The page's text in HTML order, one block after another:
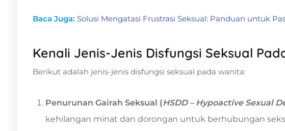
Baca Juga: Solusi Mengatasi Frustrasi Seksual: Panduan untuk
Kenali Jenis-Jenis Disfungsi Seksual
Berikut adalah jenis-jenis disfungsi seksual pada wanita:
Penurunan Gairah Seksual (HSDD – Hypoactive Sexual
kehilangan minat dan dorongan untuk berhubungan